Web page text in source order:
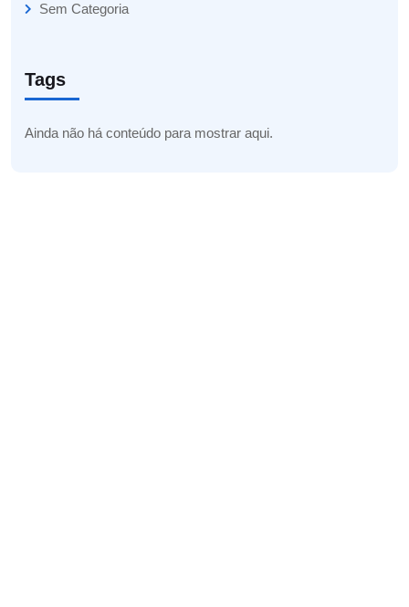
Sem Categoria
Tags
Ainda não há conteúdo para mostrar aqui.